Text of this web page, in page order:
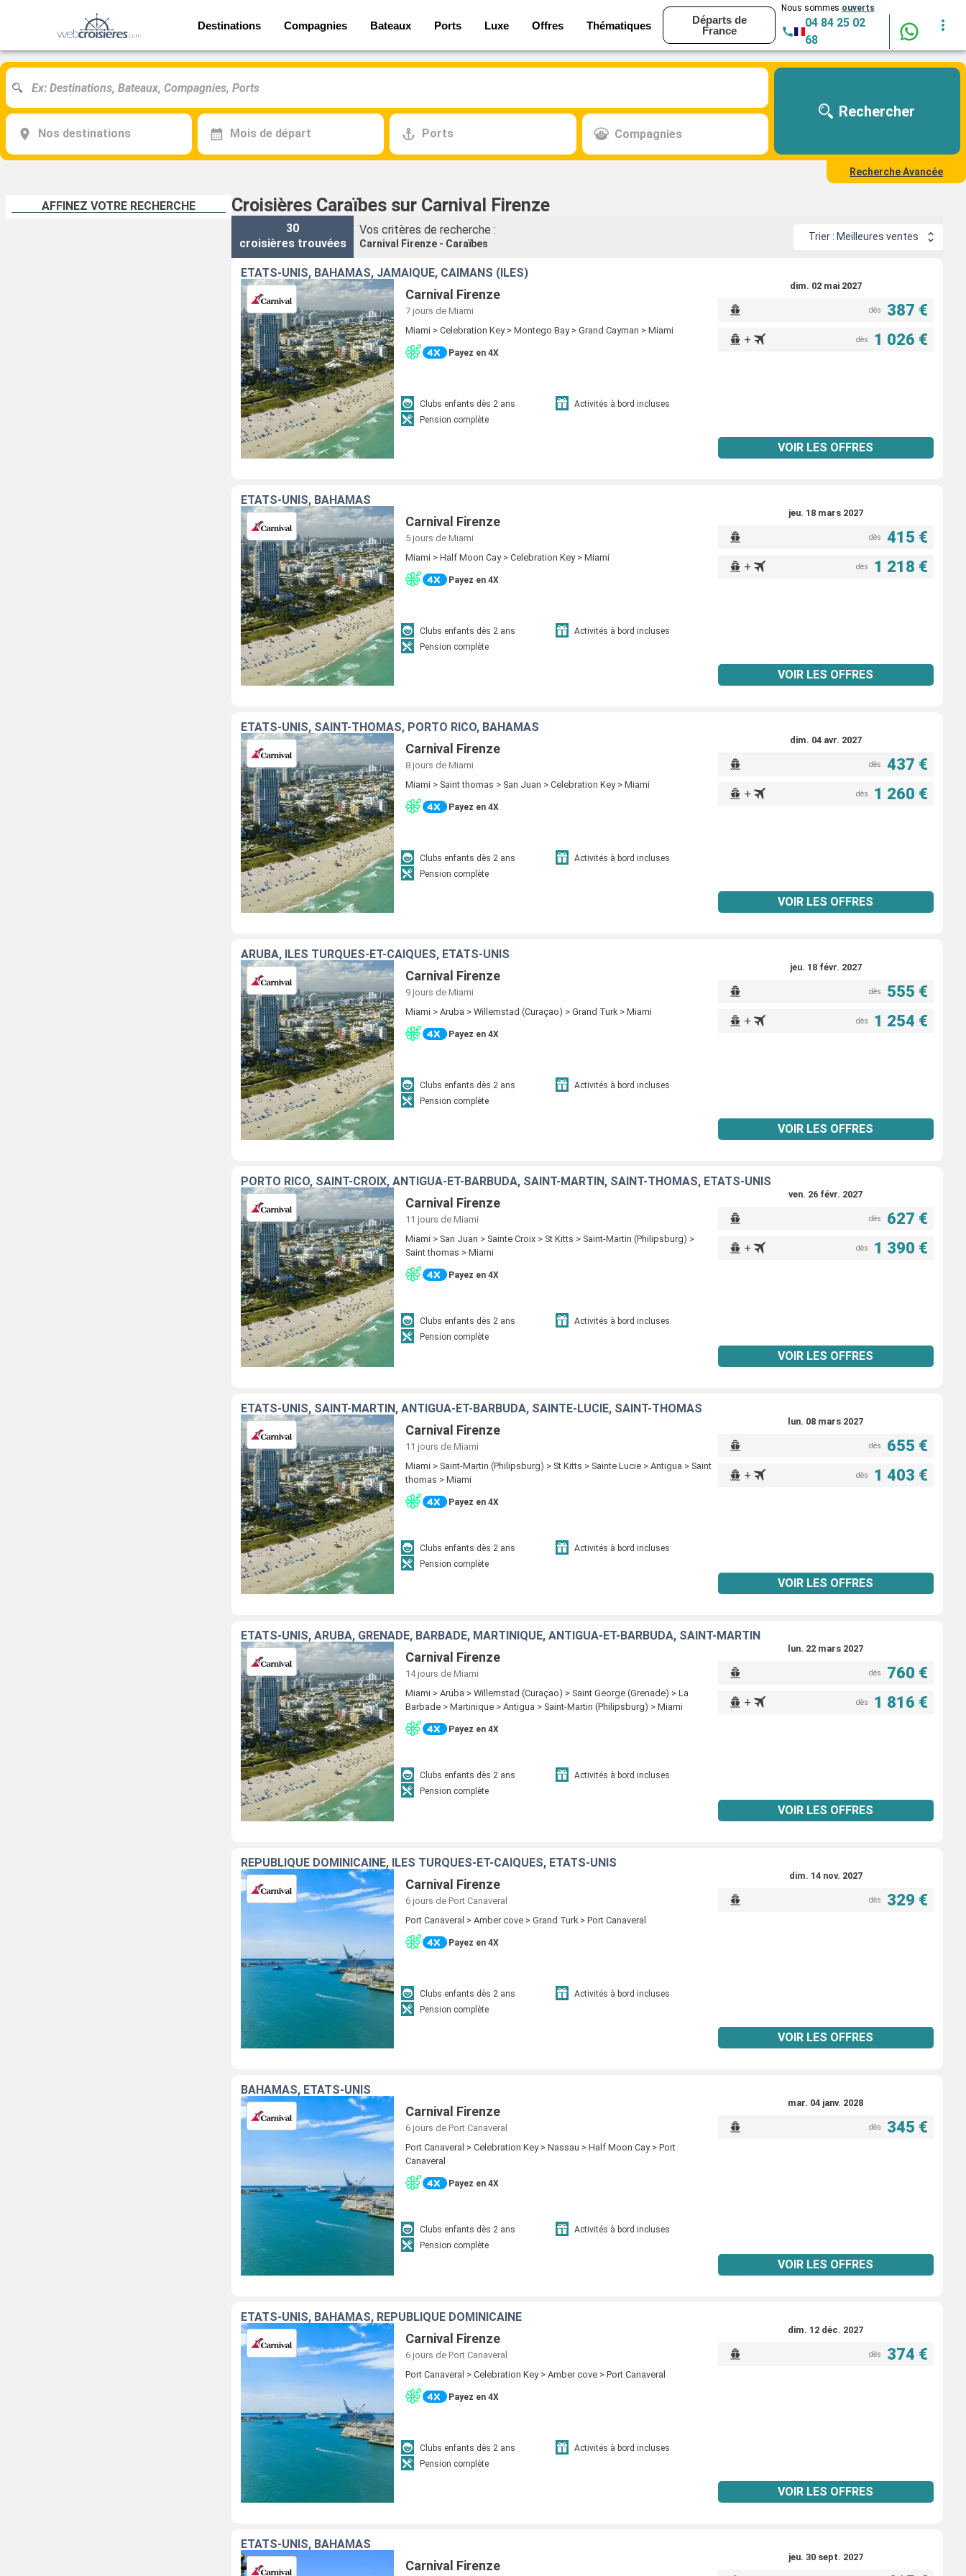
Destinations Compagnies Bateaux Ports Luxe Offres Thématiques
Départs de
France
Nous sommes ouverts
04 84 25 02
68
Nos destinations Mois de départ Ports Compagnies
Rechercher
Recherche Avancée
AFFINEZ VOTRE RECHERCHE Croisières Caraïbes sur Carnival Firenze
30
croisières trouvées
Vos critères de recherche :
Carnival Firenze - Caraïbes
Trier : Meilleures ventes
ÉTATS-UNIS, BAHAMAS, JAMAÏQUE, CAÏMANS (ÎLES)
Carnival Firenze
7 jours de Miami
Miami > Celebration Key > Montego Bay > Grand Cayman > Miami
Payez en 4X
Clubs enfants dès 2 ans
Activités à bord incluses
Pension complète
dim. 02 mai 2027
dès 387 €
+ dès 1 026 €
VOIR LES OFFRES
ÉTATS-UNIS, BAHAMAS
Carnival Firenze
5 jours de Miami
Miami > Half Moon Cay > Celebration Key > Miami
Payez en 4X
Clubs enfants dès 2 ans
Activités à bord incluses
Pension complète
jeu. 18 mars 2027
dès 415 €
+ dès 1 218 €
VOIR LES OFFRES
ÉTATS-UNIS, SAINT-THOMAS, PORTO RICO, BAHAMAS
Carnival Firenze
8 jours de Miami
Miami > Saint thomas > San Juan > Celebration Key > Miami
Payez en 4X
Clubs enfants dès 2 ans
Activités à bord incluses
Pension complète
dim. 04 avr. 2027
dès 437 €
+ dès 1 260 €
VOIR LES OFFRES
ARUBA, ÎLES TURQUES-ET-CAÏQUES, ÉTATS-UNIS
Carnival Firenze
9 jours de Miami
Miami > Aruba > Willemstad (Curaçao) > Grand Turk > Miami
Payez en 4X
Clubs enfants dès 2 ans
Activités à bord incluses
Pension complète
jeu. 18 févr. 2027
dès 555 €
+ dès 1 254 €
VOIR LES OFFRES
PORTO RICO, SAINT-CROIX, ANTIGUA-ET-BARBUDA, SAINT-MARTIN, SAINT-THOMAS, ÉTATS-UNIS
Carnival Firenze
11 jours de Miami
Miami > San Juan > Sainte Croix > St Kitts > Saint-Martin (Philipsburg) >
Saint thomas > Miami
Payez en 4X
Clubs enfants dès 2 ans
Activités à bord incluses
Pension complète
ven. 26 févr. 2027
dès 627 €
+ dès 1 390 €
VOIR LES OFFRES
ÉTATS-UNIS, SAINT-MARTIN, ANTIGUA-ET-BARBUDA, SAINTE-LUCIE, SAINT-THOMAS
Carnival Firenze
11 jours de Miami
Miami > Saint-Martin (Philipsburg) > St Kitts > Sainte Lucie > Antigua > Saint
thomas > Miami
Payez en 4X
Clubs enfants dès 2 ans
Activités à bord incluses
Pension complète
lun. 08 mars 2027
dès 655 €
+ dès 1 403 €
VOIR LES OFFRES
ÉTATS-UNIS, ARUBA, GRENADE, BARBADE, MARTINIQUE, ANTIGUA-ET-BARBUDA, SAINT-MARTIN
Carnival Firenze
14 jours de Miami
Miami > Aruba > Willemstad (Curaçao) > Saint George (Grenade) > La
Barbade > Martinique > Antigua > Saint-Martin (Philipsburg) > Miami
Payez en 4X
Clubs enfants dès 2 ans
Activités à bord incluses
Pension complète
lun. 22 mars 2027
dès 760 €
+ dès 1 816 €
VOIR LES OFFRES
RÉPUBLIQUE DOMINICAINE, ÎLES TURQUES-ET-CAÏQUES, ÉTATS-UNIS
Carnival Firenze
6 jours de Port Canaveral
Port Canaveral > Amber cove > Grand Turk > Port Canaveral
Payez en 4X
Clubs enfants dès 2 ans
Activités à bord incluses
Pension complète
dim. 14 nov. 2027
dès 329 €
VOIR LES OFFRES
BAHAMAS, ÉTATS-UNIS
Carnival Firenze
6 jours de Port Canaveral
Port Canaveral > Celebration Key > Nassau > Half Moon Cay > Port
Canaveral
Payez en 4X
Clubs enfants dès 2 ans
Activités à bord incluses
Pension complète
mar. 04 janv. 2028
dès 345 €
VOIR LES OFFRES
ÉTATS-UNIS, BAHAMAS, RÉPUBLIQUE DOMINICAINE
Carnival Firenze
6 jours de Port Canaveral
Port Canaveral > Celebration Key > Amber cove > Port Canaveral
Payez en 4X
Clubs enfants dès 2 ans
Activités à bord incluses
Pension complète
dim. 12 déc. 2027
dès 374 €
VOIR LES OFFRES
ÉTATS-UNIS, BAHAMAS
Carnival Firenze
jeu. 30 sept. 2027